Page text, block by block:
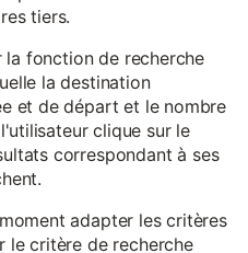
tiers.
fonction de recherche
la destination
et de départ et le nombre
clique sur le
correspondant à ses
adapter les critères
le critère de recherche